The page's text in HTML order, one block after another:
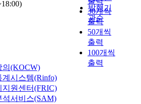
발행기
관순
30개씩
출력
50개씩
출력
100개씩
출력
의(KOCW)
계시스템(Rinfo)
지원센터(FRIC)
석서비스(SAM)